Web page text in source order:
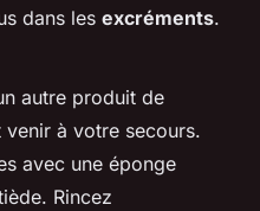
dans les excréments.
autre produit de
à votre secours.
avec une éponge
Rincez